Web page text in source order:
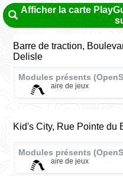
Afficher la carte
Barre de traction,
Delisle
Modules présents
aire de jeux
Kid's City, Rue Pointe du
Modules présents
aire de jeux